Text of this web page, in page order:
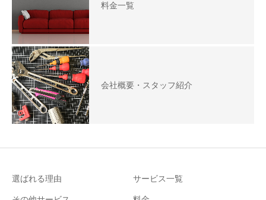
料金一覧
会社概要・スタッフ紹介
選ばれる理由 サービス一覧